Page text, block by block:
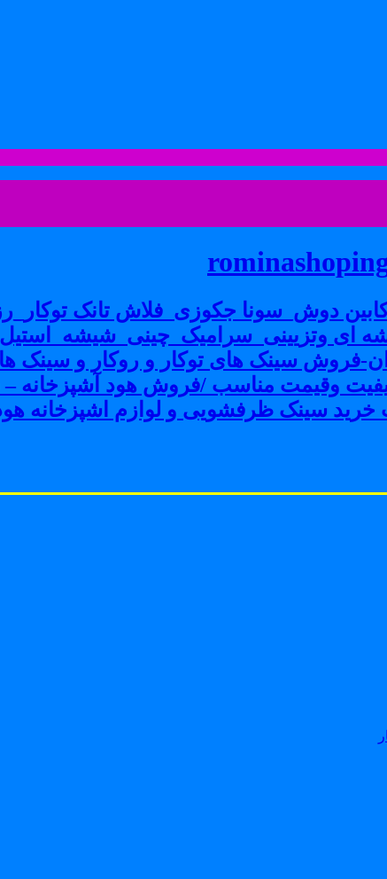
دوش_سونا جکوزی_فلاش تانک
ای
سینک های توکار و روکار و سینک
وقیمت مناسب /فروش هود آشپزخانه
سینک ظرفشویی و لوازم اشپزخانه